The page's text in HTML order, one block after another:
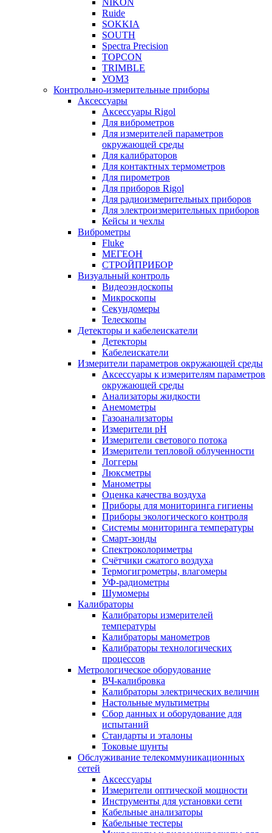
NIKON
Ruide
SOKKIA
SOUTH
Spectra Precision
TOPCON
TRIMBLE
УОМЗ
Контрольно-измерительные приборы
Аксессуары
Аксессуары Rigol
Для виброметров
Для измерителей параметров
окружающей среды
Для калибраторов
Для контактных термометров
Для пирометров
Для приборов Rigol
Для радиоизмерительных приборов
Для электроизмерительных приборов
Кейсы и чехлы
Виброметры
Fluke
МЕГЕОН
СТРОЙПРИБОР
Визуальный контроль
Видеоэндоскопы
Микроскопы
Секундомеры
Телескопы
Детекторы и кабелеискатели
Детекторы
Кабелеискатели
Измерители параметров окружающей среды
Аксессуары к измерителям параметров
окружающей среды
Анализаторы жидкости
Анемометры
Газоанализаторы
Измерители pH
Измерители светового потока
Измерители тепловой облученности
Логгеры
Люксметры
Манометры
Оценка качества воздуха
Приборы для мониторинга гигиены
Приборы экологического контроля
Системы мониторинга температуры
Смарт-зонды
Спектроколориметры
Счётчики сжатого воздуха
Термогигрометры, влагомеры
УФ-радиометры
Шумомеры
Калибраторы
Калибраторы измерителей
температуры
Калибраторы манометров
Калибраторы технологических
процессов
Метрологическое оборудование
ВЧ-калибровка
Калибраторы электрических величин
Настольные мультиметры
Сбор данных и оборудование для
испытаний
Стандарты и эталоны
Токовые шунты
Обслуживание телекоммуникационных
сетей
Аксессуары
Измерители оптической мощности
Инструменты для установки сети
Кабельные анализаторы
Кабельные тестеры